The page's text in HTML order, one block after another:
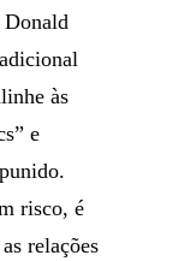
Donald
às
e
risco, é
relações